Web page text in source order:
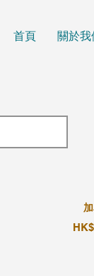
首頁 關於我